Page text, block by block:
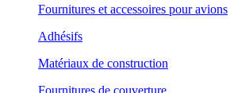
Fournitures et accessoires pour avions
Adhésifs
Matériaux de construction
Fournitures de couverture